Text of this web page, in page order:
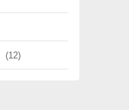
(12)